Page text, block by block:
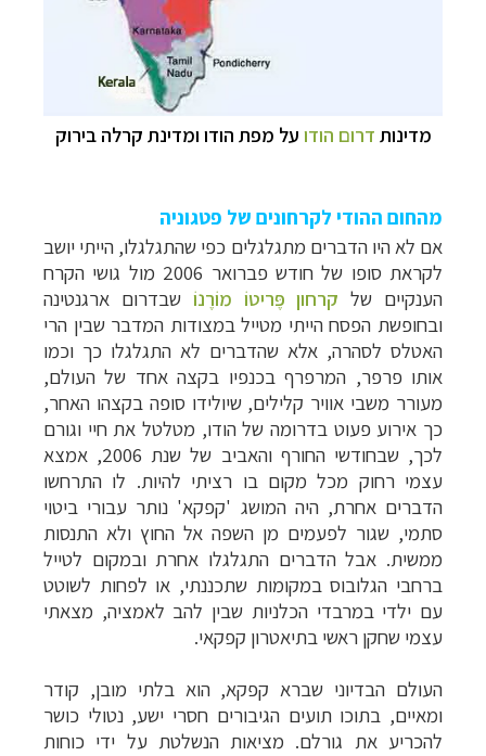
מדינות דרום הודו על מפת הודו ומדינת קרלה בירוק
מהחום ההודי לקרחונים של פטגוניה
אם לא היו הדברים מתגלגלים כפי שהתגלגלו, הייתי יושב
לקראת סופו של חודש פברואר 2006 מול גו
שי הקרח
הענקיים של קרחון פֶּריטוֹ מוֹרֶנוֹ שבדרום ארגנטינה
ובחופשת הפסח הייתי מטייל במצודות המדבר שבין הרי
האטלס לסהרה, אלא שהדברים לא התגלגלו כך וכמו
אותו פרפר, המרפרף בכנפיו בקצה אחד של העולם,
מעורר משבי אוויר קלילים, שיולידו סופה בקצהו האחר,
כך אירוע פעוט בדרומה של הודו, מטלטל את חיי וגורם
לכך, שבחודשי החורף והאביב של שנת 2006, אמצא
עצמי רחוק מכל מקום בו רציתי להיות. לו התרחשו
הדברים אחרת, היה המושג 'קפקא' נותר עבורי ביטוי
סתמי, שגור לפעמים מן השפה אל החוץ ולא התנסות
ממשית. אבל הדברים התגלגלו אחרת ובמקום לטייל
ברחבי הגלובוס במקומות שתכננתי, או לפחות לשוטט
עם ילדי במרבדי הכלניות שבין להב לאמציה, מצאתי
עצמי שחקן ראשי בתיאטרון קפקאי.
העולם הבדיוני שברא קפקא, הוא בלתי מובן, קודר
ומאיים, בתוכו תועים הגיבורים חסרי ישע, נטולי כושר
להכריע את גורלם. מציאות הנשלטת על ידי כוחות